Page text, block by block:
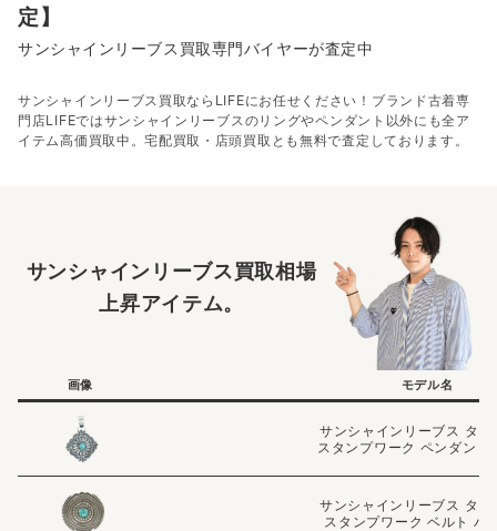
定】
サンシャインリーブス買取専門バイヤーが査定中
サンシャインリーブス買取ならLIFEにお任せください！ブランド古着専
門店LIFEではサンシャインリーブスのリングやペンダント以外にも全ア
イテム高価買取中。宅配買取・店頭買取とも無料で査定しております。
サンシャインリーブス買取相場
上昇アイテム。
画像 モデル名
サンシャインリーブス ター
スタンプワーク ペンダント
サンシャインリーブス ター
スタンプワーク ベルト バ